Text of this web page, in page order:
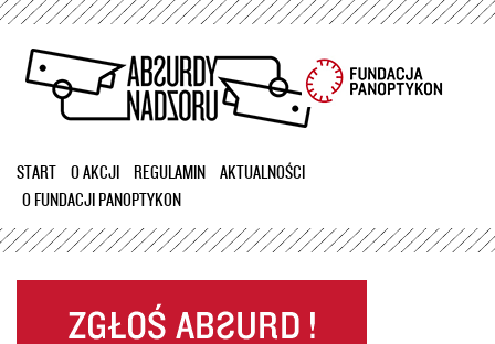
Przejdź
treści
START O AKCJI REGULAMIN
AKTUALNOŚCI
O FUNDACJI PANOPTYKON